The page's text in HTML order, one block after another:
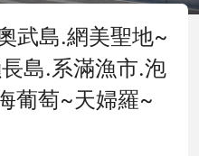
武島.網美聖地~
島.系滿漁市.泡
葡萄~天婦羅~